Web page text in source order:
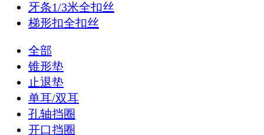
牙条1/3米全扣丝
梯形扣全扣丝
全部
锥形垫
止退垫
单耳/双耳
孔轴挡圈
开口挡圈